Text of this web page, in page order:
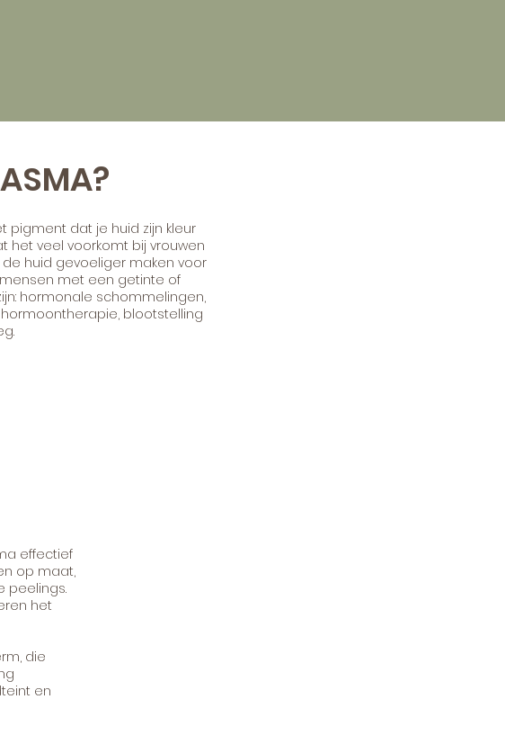
pigment dat je huid zijn kleur
het veel voorkomt bij vrouwen
huid gevoeliger maken voor
met een getinte of
hormonale schommelingen,
blootstelling
effectief
op maat,
peelings.
het
die
en